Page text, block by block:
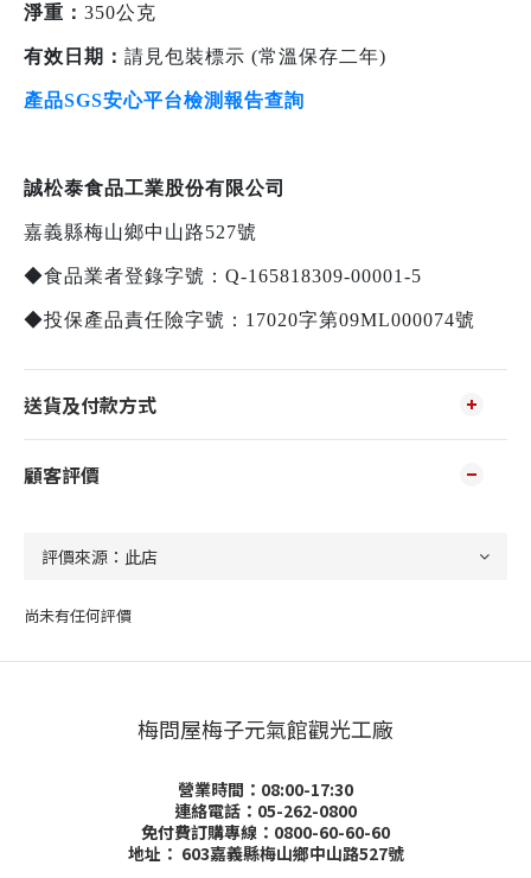
淨重： 350公克
有效日期： 請見包裝標示 (常溫保存二年)
產品SGS安心平台檢測報告查詢
誠松泰食品工業股份有限公司
嘉義縣梅山鄉中山路527號
◆食品業者登錄字號：Q-165818309-00001-5
◆投保產品責任險字號：17020字第09ML000074號
送貨及付款方式
顧客評價
尚未有任何評價
梅問屋梅子元氣館觀光工廠
營業時間：08:00-17:30
連絡電話：05-262-0800
免付費訂購專線：0800-60-60-60
地址： 603嘉義縣梅山鄉中山路527號